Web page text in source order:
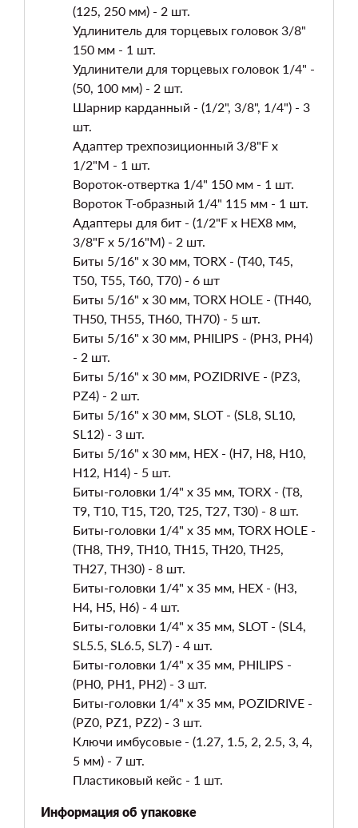
(125, 250 мм) - 2 шт.
Удлинитель для торцевых головок 3/8"
150 мм - 1 шт.
Удлинители для торцевых головок 1/4" -
(50, 100 мм) - 2 шт.
Шарнир карданный - (1/2", 3/8", 1/4") - 3
шт.
Адаптер трехпозиционный 3/8"F x
1/2"M - 1 шт.
Вороток-отвертка 1/4" 150 мм - 1 шт.
Вороток Т-образный 1/4" 115 мм - 1 шт.
Адаптеры для бит - (1/2"F x HEX8 мм,
3/8"F x 5/16"M) - 2 шт.
Биты 5/16" х 30 мм, TORX - (T40, T45,
T50, T55, T60, T70) - 6 шт
Биты 5/16" х 30 мм, TORX HOLE - (TH40,
TH50, TH55, TH60, TH70) - 5 шт.
Биты 5/16" х 30 мм, PHILIPS - (PH3, PH4)
- 2 шт.
Биты 5/16" х 30 мм, POZIDRIVE - (PZ3,
PZ4) - 2 шт.
Биты 5/16" х 30 мм, SLOT - (SL8, SL10,
SL12) - 3 шт.
Биты 5/16" х 30 мм, HEX - (H7, H8, H10,
H12, H14) - 5 шт.
Биты-головки 1/4" х 35 мм, TORX - (T8,
T9, T10, T15, T20, T25, T27, T30) - 8 шт.
Биты-головки 1/4" х 35 мм, TORX HOLE -
(TH8, TH9, TH10, TH15, TH20, TH25,
TH27, TH30) - 8 шт.
Биты-головки 1/4" х 35 мм, HEX - (H3,
H4, H5, H6) - 4 шт.
Биты-головки 1/4" х 35 мм, SLOT - (SL4,
SL5.5, SL6.5, SL7) - 4 шт.
Биты-головки 1/4" х 35 мм, PHILIPS -
(PH0, PH1, PH2) - 3 шт.
Биты-головки 1/4" х 35 мм, POZIDRIVE -
(PZ0, PZ1, PZ2) - 3 шт.
Ключи имбусовые - (1.27, 1.5, 2, 2.5, 3, 4,
5 мм) - 7 шт.
Пластиковый кейс - 1 шт.
Информация об упаковке